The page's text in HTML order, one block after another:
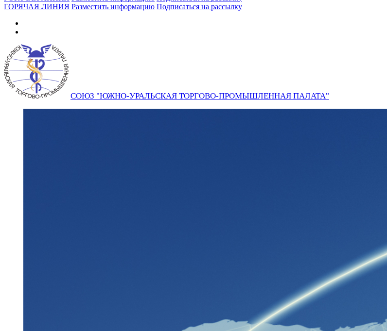
ГОРЯЧАЯ ЛИНИЯ Разместить информацию Подписаться на рассылку
СОЮЗ "ЮЖНО-УРАЛЬСКАЯ ТОРГОВО-ПРОМЫШЛЕННАЯ ПАЛАТА"